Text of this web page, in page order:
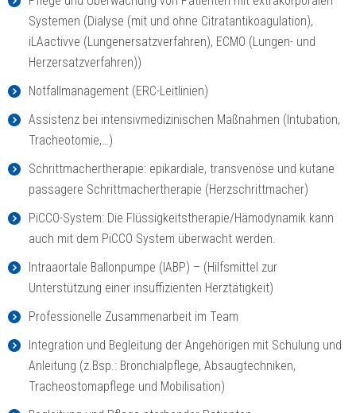
Systemen (Dialyse (mit und ohne Citratantikoagulation),
iLAactivve (Lungenersatzverfahren), ECMO (Lungen- und
Herzersatzverfahren))
Notfallmanagement (ERC-Leitlinien)
Assistenz bei intensivmedizinischen Maßnahmen (Intubation,
Tracheotomie,…)
Schrittmachertherapie: epikardiale, transvenöse und kutane
passagere Schrittmachertherapie (Herzschrittmacher)
PiCCO-System: Die Flüssigkeitstherapie/Hämodynamik kann
auch mit dem PiCCO System überwacht werden.
Intraaortale Ballonpumpe (IABP) – (Hilfsmittel zur
Unterstützung einer insuffizienten Herztätigkeit)
Professionelle Zusammenarbeit im Team
Integration und Begleitung der Angehörigen mit Schulung und
Anleitung (z.Bsp.: Bronchialpflege, Absaugtechniken,
Tracheostomapflege und Mobilisation)